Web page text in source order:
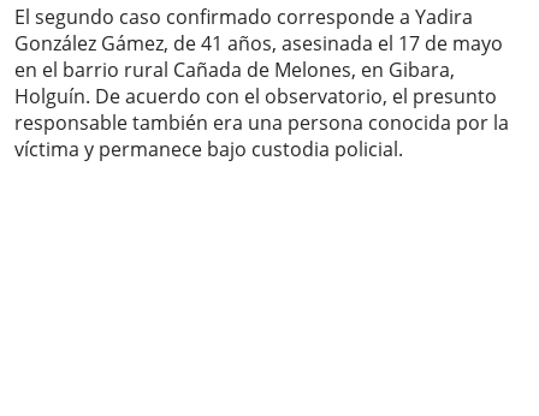
El segundo caso confirmado corresponde a Yadira
González Gámez, de 41 años, asesinada el 17 de mayo
en el barrio rural Cañada de Melones, en Gibara,
Holguín. De acuerdo con el observatorio, el presunto
responsable también era una persona conocida por la
víctima y permanece bajo custodia policial.